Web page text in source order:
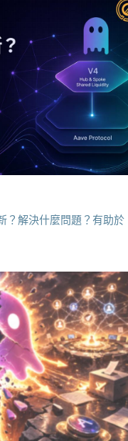
？解決什麼問題？有助於